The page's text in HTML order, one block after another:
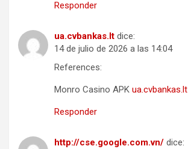
Responder
ua.cvbankas.lt dice:
14 de julio de 2026 a las 14:04
References:
Monro Casino APK ua.cvbankas.lt
Responder
http://cse.google.com.vn/ dice: